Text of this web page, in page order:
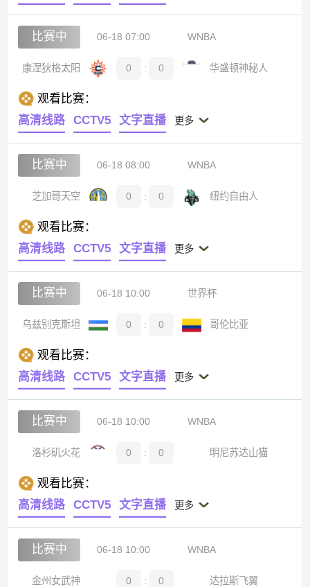
比赛中 06-18 07:00 WNBA
康涅狄格太阳 0 : 0 华盛顿神秘人
观看比赛：
高清线路
CCTV5 文字直播 更多
比赛中 06-18 08:00 WNBA
芝加哥天空 0 : 0 纽约自由人
观看比赛：
高清线路
CCTV5 文字直播 更多
比赛中 06-18 10:00 世界杯
乌兹别克斯坦 0 : 0 哥伦比亚
观看比赛：
高清线路
CCTV5 文字直播 更多
比赛中 06-18 10:00 WNBA
洛杉矶火花 0 : 0 明尼苏达山猫
观看比赛：
高清线路
CCTV5 文字直播 更多
比赛中 06-18 10:00 WNBA
金州女武神 0 : 0 达拉斯飞翼